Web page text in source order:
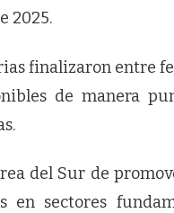
2025.
finalizaron entre
de manera
del Sur de
en sectores